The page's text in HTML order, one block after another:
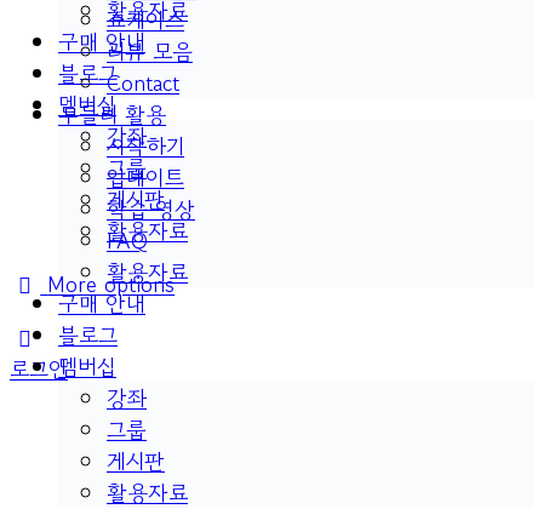
활용자료
구매 안내
블로그
멤버십
강좌
그룹
게시판
활용자료
More options
로그인
쇼케이스
리뷰 모음
Contact
두들리 활용
시작하기
업데이트
학습 영상
FAQ
활용자료
구매 안내
블로그
멤버십
강좌
그룹
게시판
활용자료